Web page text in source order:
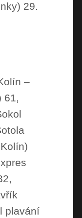
29.
–
61,
plavání